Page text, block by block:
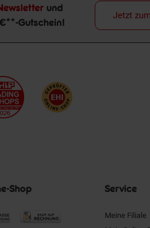
und
Gutschein!
Jetzt
Shop Service
Meine Filiale